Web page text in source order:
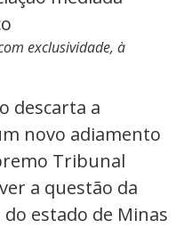
exclusividade, à
descarta a
novo adiamento
Tribunal
a questão da
do estado de Minas